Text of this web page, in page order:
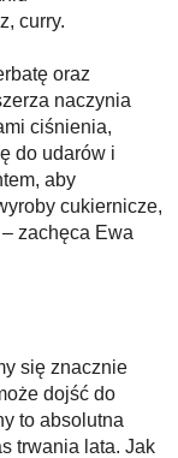
curry.
oraz
naczynia
ciśnienia,
do udarów i
aby
cukiernicze,
zachęca Ewa
się znacznie
dojść do
to absolutna
trwania lata. Jak